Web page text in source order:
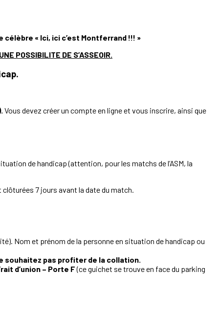
« Ici, ici c’est Montferrand !!! »
POSSIBILITE DE S’ASSEOIR.
Vous devez créer un compte en ligne et vous inscrire, ainsi que
de handicap (attention, pour les matchs de l’ASM, la
7 jours avant la date du match.
Nom et prénom de la personne en situation de handicap ou
souhaitez pas profiter de la collation.
d’union – Porte F(ce guichet se trouve en face du parking